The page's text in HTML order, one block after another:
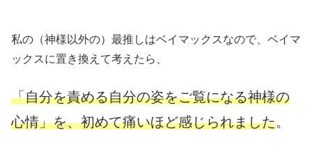
私の（神様以外の）最推しはベイマックスなので、ベイマ
ックスに置き換えて考えたら、
「自分を責める自分の姿をご覧になる神様の
心情」を、初めて痛いほど感じられました。